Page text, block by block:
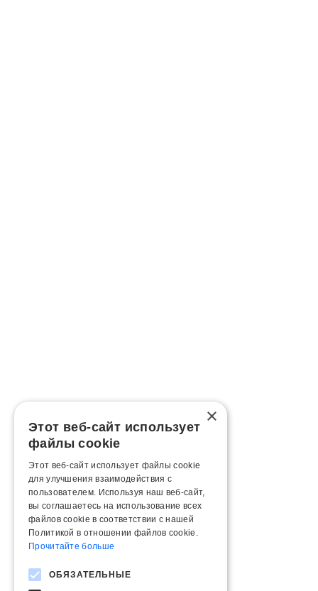
×
Этот веб-сайт использует
файлы cookie
Этот веб-сайт использует файлы cookie
для улучшения взаимодействия с
пользователем. Используя наш веб-сайт,
вы соглашаетесь на использование всех
файлов cookie в соответствии с нашей
Политикой в ​​отношении файлов cookie.
Прочитайте больше
ОБЯЗАТЕЛЬНЫЕ